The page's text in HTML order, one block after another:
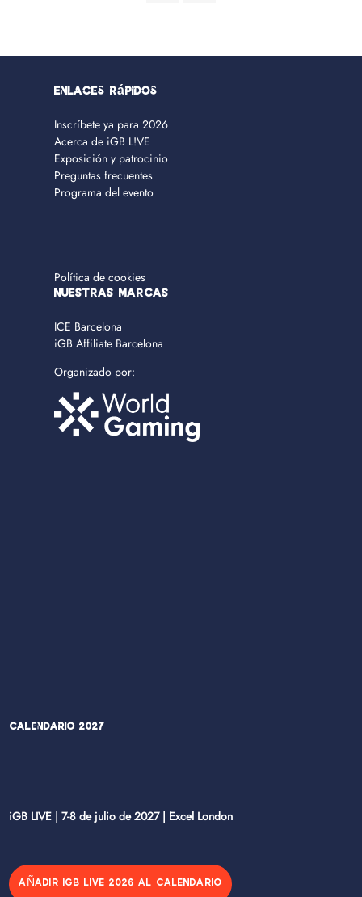
Enlaces rápidos
Inscríbete ya para 2026
Acerca de iGB L!VE
Exposición y patrocinio
Preguntas frecuentes
Programa del evento
Política de cookies
NUESTRAS MARCAS
ICE Barcelona
iGB Affiliate Barcelona
Organizado por:
Calendario 2027
iGB LIVE | 7-8 de julio de 2027 | Excel London
AÑADIR IGB LIVE 2026 AL CALENDARIO